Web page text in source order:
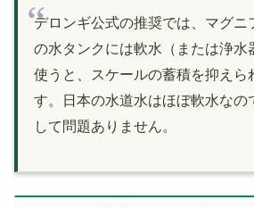
デロンギ公式の推奨では、マグニ
の水タンクには軟水（または浄水
使うと、スケールの蓄積を抑えら
す。日本の水道水はほぼ軟水なの
して問題ありません。